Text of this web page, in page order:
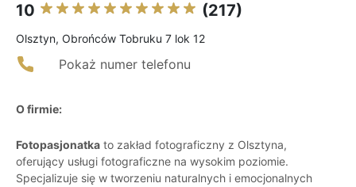
10 (217)
Olsztyn, Obrońców Tobruku 7 lok 12
Pokaż numer telefonu
O firmie:
Fotopasjonatka to zakład fotograficzny z Olsztyna,
oferujący usługi fotograficzne na wysokim poziomie.
Specjalizuje się w tworzeniu naturalnych i emocjonalnych